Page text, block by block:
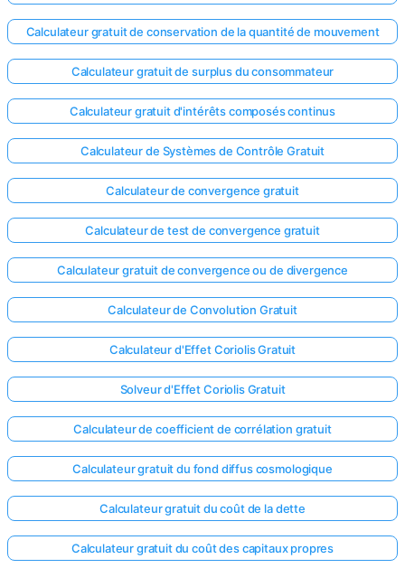
Calculateur gratuit de conservation de la quantité de mouvement
Calculateur gratuit de surplus du consommateur
Calculateur gratuit d'intérêts composés continus
Calculateur de Systèmes de Contrôle Gratuit
Calculateur de convergence gratuit
Calculateur de test de convergence gratuit
Calculateur gratuit de convergence ou de divergence
Calculateur de Convolution Gratuit
Calculateur d'Effet Coriolis Gratuit
Solveur d'Effet Coriolis Gratuit
Calculateur de coefficient de corrélation gratuit
Calculateur gratuit du fond diffus cosmologique
Calculateur gratuit du coût de la dette
Calculateur gratuit du coût des capitaux propres